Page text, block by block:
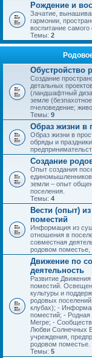
Рождение и
Зачатие,
гармонии,
воспитание
Темы: 2
Обустройство
Создание
детальных
(ландшафтный
земле
пчеловедение;
Темы: 9
Образ жизни в
Образ жизни в
обряды и
Создание
Опыт создания
земли – опыт
поселения.
Темы: 4
Вести (опыт)
поместий
Информация из
отношения в
совместная
родовом поместье,
Движение по
деятельность
Развитие
поместий.
культуры и
родовых
клубах); -
поместий; - Родная
Мегре; -
Любви Солнечных
учреждения,
родовом поместье.
Темы: 5